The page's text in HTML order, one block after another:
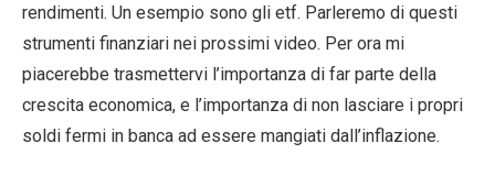
rendimenti. Un esempio sono gli etf. Parleremo di questi
strumenti finanziari nei prossimi video. Per ora mi
piacerebbe trasmettervi l’importanza di far parte della
crescita economica, e l’importanza di non lasciare i propri
soldi fermi in banca ad essere mangiati dall’inflazione.